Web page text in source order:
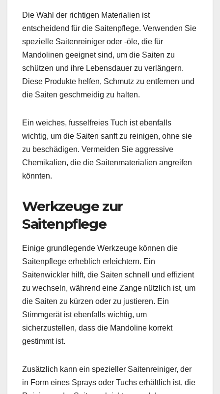
Die Wahl der richtigen Materialien ist
entscheidend für die Saitenpflege. Verwenden Sie
spezielle Saitenreiniger oder -öle, die für
Mandolinen geeignet sind, um die Saiten zu
schützen und ihre Lebensdauer zu verlängern.
Diese Produkte helfen, Schmutz zu entfernen und
die Saiten geschmeidig zu halten.
Ein weiches, fusselfreies Tuch ist ebenfalls
wichtig, um die Saiten sanft zu reinigen, ohne sie
zu beschädigen. Vermeiden Sie aggressive
Chemikalien, die die Saitenmaterialien angreifen
könnten.
Werkzeuge zur
Saitenpflege
Einige grundlegende Werkzeuge können die
Saitenpflege erheblich erleichtern. Ein
Saitenwickler hilft, die Saiten schnell und effizient
zu wechseln, während eine Zange nützlich ist, um
die Saiten zu kürzen oder zu justieren. Ein
Stimmgerät ist ebenfalls wichtig, um
sicherzustellen, dass die Mandoline korrekt
gestimmt ist.
Zusätzlich kann ein spezieller Saitenreiniger, der
in Form eines Sprays oder Tuchs erhältlich ist, die